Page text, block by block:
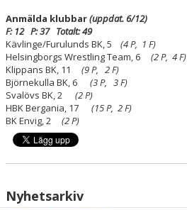
KLIPPAN LADY OPEN
UNGDOMS-SM 2023
LILLA CUP KLIPPAN
BILBINGO
ÅBY-MARKNAD
BROTTNINGSGYMNASIUM
Anmälda klubbar(uppdat. 6/12)
F: 12 P: 37 Totalt: 49
Kävlinge/Furulunds BK, 5 (4 P, 1 F)
Helsingborgs Wrestling Team, 6 (2 P, 4 F)
Klippans BK, 11
(9 P, 2 F)
Björnekulla BK, 6
(3 P, 3 F)
Svalövs BK, 2
(2 P)
HBK Bergania, 17 (15 P, 2 F)
BK Envig, 2
(2 P)
Nyhetsarkiv